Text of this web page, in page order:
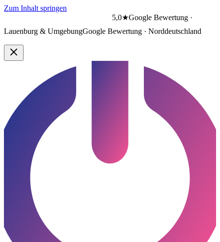
Zum Inhalt springen
5,0★Google Bewertung ·
Lauenburg & UmgebungGoogle Bewertung · Norddeutschland